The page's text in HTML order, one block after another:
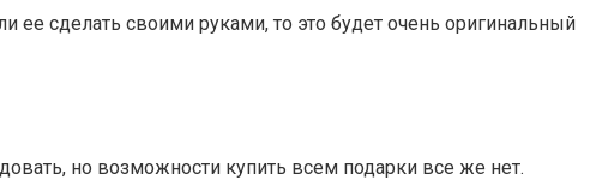
ее сделать своими руками, то это будет очень оригинальный
но возможности купить всем подарки все же нет.